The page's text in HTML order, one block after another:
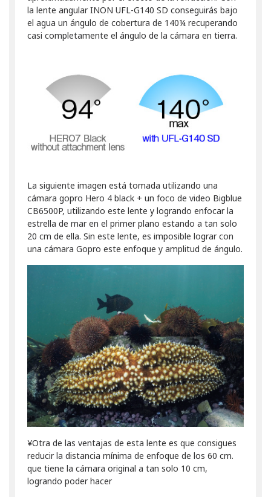
la lente angularINON UFL-G140 SD conseguirás bajo
el agua un ángulo de cobertura de 140¼ recuperando
casi completamente el ángulo de la cámara en tierra.
La siguiente imagen está tomada utilizando una
cámara gopro Hero 4 black + un foco de video Bigblue
CB6500P, utilizando este lente y logrando enfocar la
estrella de mar en el primer plano estando a tan solo
20 cm de ella. Sin este lente, es imposible lograr con
una cámara Gopro este enfoque y amplitud de ángulo.
¥Otra de las ventajas de esta lente es que consigues
reducir la distancia mínima de enfoque de los 60 cm.
que tiene la cámara original a tan solo 10 cm,
logrando poder hacer